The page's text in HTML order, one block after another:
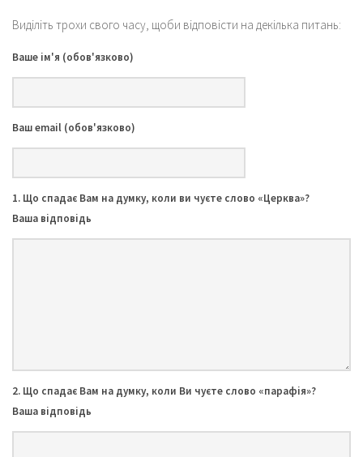
Виділіть трохи свого часу, щоби відповісти на декілька питань:
Ваше ім'я (обов'язково)
Ваш email (обов'язково)
1. Що спадає Вам на думку, коли ви чуєте слово «Церква»?
Ваша відповідь
2. Що спадає Вам на думку, коли Ви чуєте слово «парафія»?
Ваша відповідь